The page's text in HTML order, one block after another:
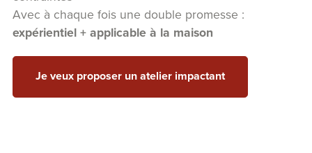
Avec à chaque fois une double promesse :
expérientiel + applicable à la maison
Je veux proposer un atelier impactant